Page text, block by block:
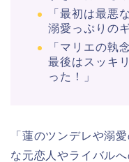
「最初は最悪
溺愛っぷりの
「マリエの執
最後はスッキ
った！」
「蓮のツンデレや溺
な元恋人やライバル